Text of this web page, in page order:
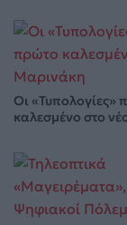
Οι «Τυπολογίες»
καλεσμένο στο